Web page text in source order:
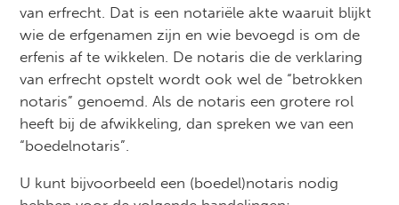
van erfrecht. Dat is een notariële akte waaruit blijkt
wie de erfgenamen zijn en wie bevoegd is om de
erfenis af te wikkelen. De notaris die de verklaring
van erfrecht opstelt wordt ook wel de “betrokken
notaris” genoemd. Als de notaris een grotere rol
heeft bij de afwikkeling, dan spreken we van een
“boedelnotaris”.
U kunt bijvoorbeeld een (boedel)notaris nodig